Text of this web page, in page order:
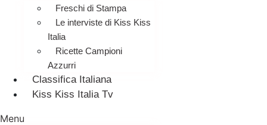
Freschi di Stampa
Le interviste di Kiss Kiss
Italia
Ricette Campioni
Azzurri
Classifica Italiana
Kiss Kiss Italia Tv
Menu